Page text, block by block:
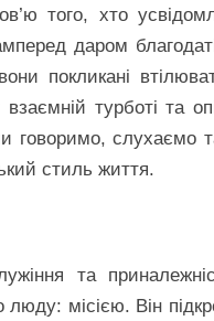
того, хто
даром
покликані
турботі та
слухаємо
стиль життя.
та
місією. Він